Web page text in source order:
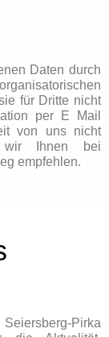
Daten durch
für Dritte nicht
per E Mail
von uns nicht
wir Ihnen bei
empfehlen.
Pirka